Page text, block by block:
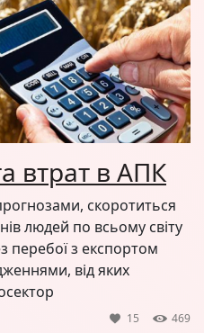
втрат в АПК
скоротиться
людей по всьому світу
перебої з експортом
від яких
15 469